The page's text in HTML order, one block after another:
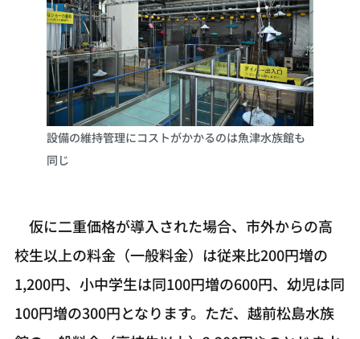
設備の維持管理にコストがかかるのは魚津水族館も
同じ
仮に二重価格が導入された場合、市外からの高
校生以上の料金（一般料金）は従来比200円増の
1,200円、小中学生は同100円増の600円、幼児は同
100円増の300円となります。ただ、越前松島水族